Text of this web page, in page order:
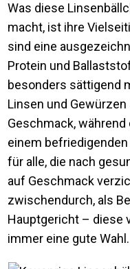
Was diese
macht, ist ihre
sind eine
Protein und
besonders sättigend
Linsen und
Geschmack,
einem
für alle, die nach
auf Geschmack
zwischendurch, als
Hauptgericht – diese
immer eine gute Wahl.